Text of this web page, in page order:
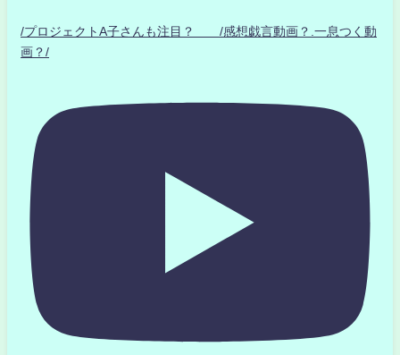
/プロジェクトA子さんも注目？ /感想戯言動画？.一息つく動
画？/